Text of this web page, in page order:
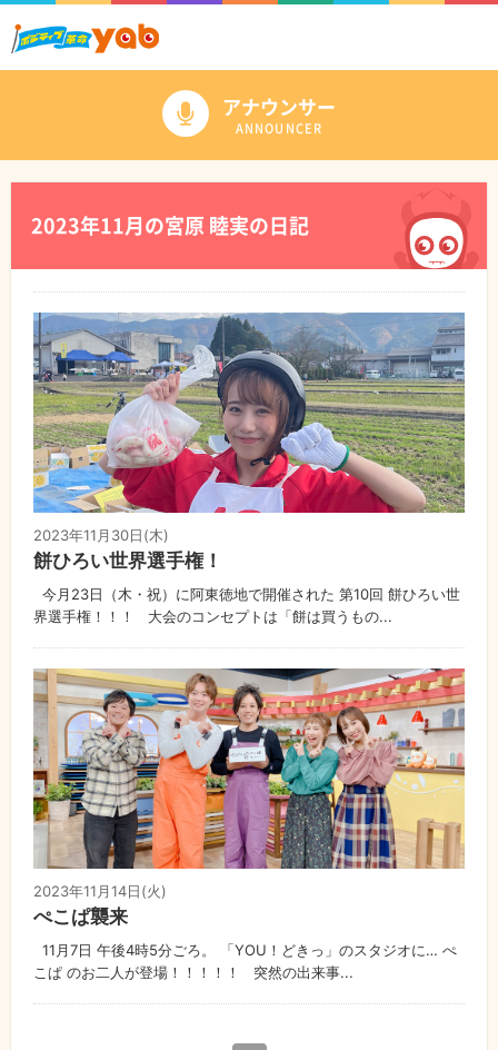
アナウンサー
ANNOUNCER
2023年11月の宮原 睦実の日記
2023年11月30日(木)
餅ひろい世界選手権！
今月23日（木・祝）に阿東徳地で開催された 第10回 餅ひろい世
界選手権！！！ 大会のコンセプトは「餅は買うもの...
2023年11月14日(火)
ぺこぱ襲来
11月7日 午後4時5分ごろ。 「YOU！どきっ」のスタジオに… ぺ
こぱ のお二人が登場！！！！！ 突然の出来事...